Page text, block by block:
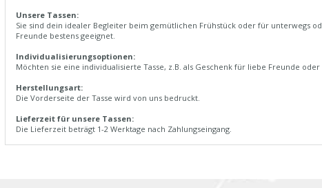
Unsere Tassen:
Sie sind dein idealer Begleiter beim gemütlichen Frühstück oder für unterwegs
Freunde bestens geeignet.
Individualisierungsoptionen:
Möchten sie eine individualisierte Tasse, z.B. als Geschenk für liebe Freunde
Herstellungsart:
Die Vorderseite der Tasse wird von uns bedruckt.
Lieferzeit für unsere Tassen:
Die Lieferzeit beträgt 1-2 Werktage nach Zahlungseingang.